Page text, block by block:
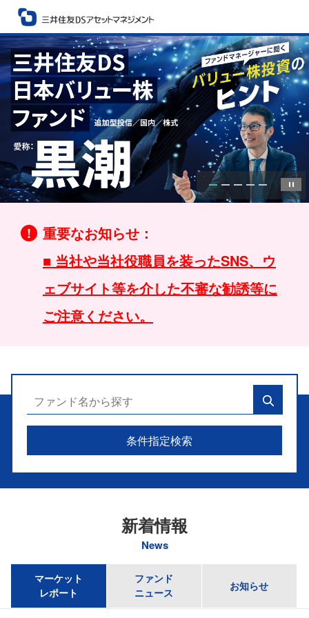
重要なお知らせ：
■ 当社や当社役職員を装ったSNS、ウ
ェブサイト等を介した不審な勧誘等に
ご注意ください。
新着情報